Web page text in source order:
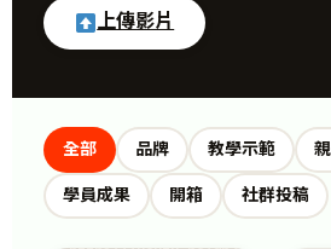
上傳影片
全部 品牌 教學示範
學員成果
開箱 社群投稿